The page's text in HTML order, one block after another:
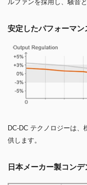
ルファンを採用し、騒音
安定したパフォーマン
DC-DC テクノロジーは
供します。
日本メーカー製コン